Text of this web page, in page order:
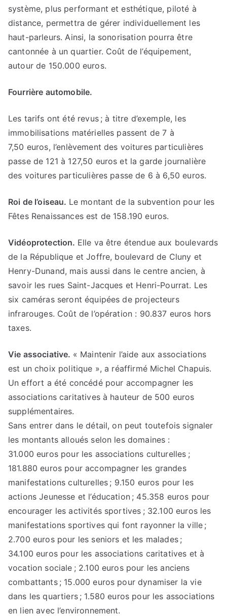
système, plus performant et esthétique, piloté à
distance, permettra de gérer individuellement les
haut-parleurs. Ainsi, la sonorisation pourra être
cantonnée à un quartier. Coût de l’équipement,
autour de 150.000 euros.
Fourrière automobile.
Les tarifs ont été revus ; à titre d’exemple, les
immobilisations matérielles passent de 7 à
7,50 euros, l’enlèvement des voitures particulières
passe de 121 à 127,50 euros et la garde journalière
des voitures particulières passe de 6 à 6,50 euros.
Roi de l’oiseau. Le montant de la subvention pour les
Fêtes Renaissances est de 158.190 euros.
Vidéoprotection. Elle va être étendue aux boulevards
de la République et Joffre, boulevard de Cluny et
Henry-Dunand, mais aussi dans le centre ancien, à
savoir les rues Saint-Jacques et Henri-Pourrat. Les
six caméras seront équipées de projecteurs
infrarouges. Coût de l’opération : 90.837 euros hors
taxes.
Vie associative. « Maintenir l’aide aux associations
est un choix politique », a réaffirmé Michel Chapuis.
Un effort a été concédé pour accompagner les
associations caritatives à hauteur de 500 euros
supplémentaires.
Sans entrer dans le détail, on peut toutefois signaler
les montants alloués selon les domaines :
31.000 euros pour les associations culturelles ;
181.880 euros pour accompagner les grandes
manifestations culturelles ; 9.150 euros pour les
actions Jeunesse et l’éducation ; 45.358 euros pour
encourager les activités sportives ; 32.100 euros les
manifestations sportives qui font rayonner la ville ;
2.700 euros pour les seniors et les malades ;
34.100 euros pour les associations caritatives et à
vocation sociale ; 2.100 euros pour les anciens
combattants ; 15.000 euros pour dynamiser la vie
dans les quartiers ; 1.580 euros pour les associations
en lien avec l’environnement.